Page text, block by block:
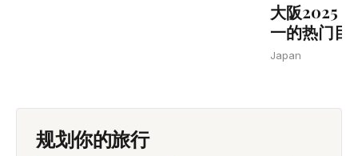
大阪2025
一的热门目
Japan
规划你的旅行